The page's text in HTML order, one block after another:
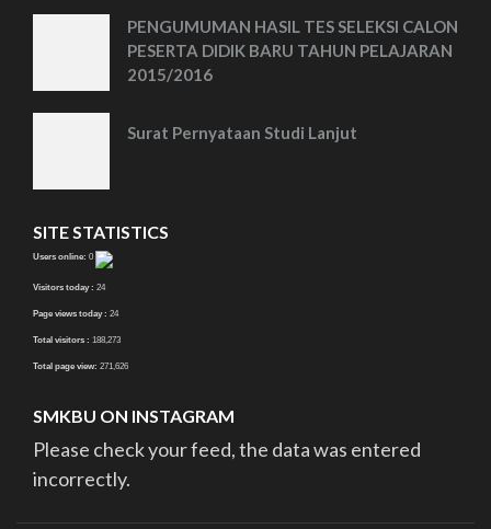
PENGUMUMAN HASIL TES SELEKSI CALON
PESERTA DIDIK BARU TAHUN PELAJARAN
2015/2016
Surat Pernyataan Studi Lanjut
SITE STATISTICS
Users online: 0
Visitors today : 24
Page views today : 24
Total visitors : 188,273
Total page view: 271,626
SMKBU ON INSTAGRAM
Please check your feed, the data was entered
incorrectly.